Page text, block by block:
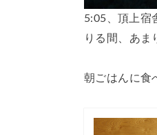
5:05、頂上宿
りる間、あま
朝ごはんに食